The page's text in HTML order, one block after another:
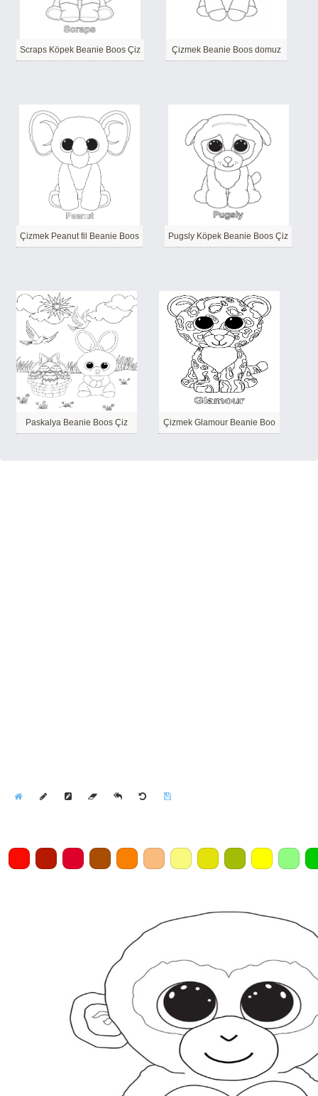
Scraps Köpek Beanie Boos Çiz Çizmek Beanie Boos domuz
Çizmek Peanut fil Beanie Boos Pugsly Köpek Beanie Boos Çiz
Paskalya Beanie Boos Çiz Çizmek Glamour Beanie Boo